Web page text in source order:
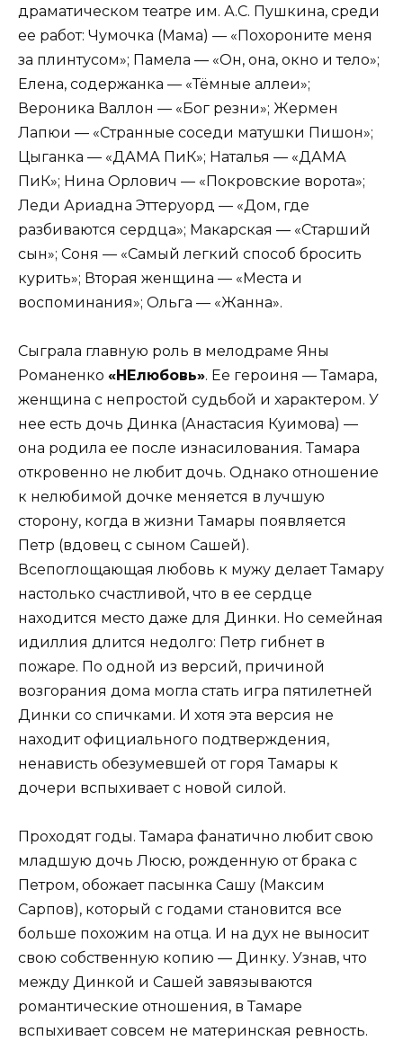
драматическом театре им. А.С. Пушкина, среди
ее работ: Чумочка (Мама) — «Похороните меня
за плинтусом»; Памела — «Он, она, окно и тело»;
Елена, содержанка — «Тёмные аллеи»;
Вероника Валлон — «Бог резни»; Жермен
Лапюи — «Странные соседи матушки Пишон»;
Цыганка — «ДАМА ПиК»; Наталья — «ДАМА
ПиК»; Нина Орлович — «Покровские ворота»;
Леди Ариадна Эттеруорд — «Дом, где
разбиваются сердца»; Макарская — «Старший
сын»; Соня — «Самый легкий способ бросить
курить»; Вторая женщина — «Места и
воспоминания»; Ольга — «Жанна».
Сыграла главную роль в мелодраме Яны
Романенко «НЕлюбовь». Ее героиня — Тамара,
женщина с непростой судьбой и характером. У
нее есть дочь Динка (Анастасия Куимова) —
она родила ее после изнасилования. Тамара
откровенно не любит дочь. Однако отношение
к нелюбимой дочке меняется в лучшую
сторону, когда в жизни Тамары появляется
Петр (вдовец с сыном Сашей).
Всепоглощающая любовь к мужу делает Тамару
настолько счастливой, что в ее сердце
находится место даже для Динки. Но семейная
идиллия длится недолго: Петр гибнет в
пожаре. По одной из версий, причиной
возгорания дома могла стать игра пятилетней
Динки со спичками. И хотя эта версия не
находит официального подтверждения,
ненависть обезумевшей от горя Тамары к
дочери вспыхивает с новой силой.
Проходят годы. Тамара фанатично любит свою
младшую дочь Люсю, рожденную от брака с
Петром, обожает пасынка Сашу (Максим
Сарпов), который с годами становится все
больше похожим на отца. И на дух не выносит
свою собственную копию — Динку. Узнав, что
между Динкой и Сашей завязываются
романтические отношения, в Тамаре
вспыхивает совсем не материнская ревность.